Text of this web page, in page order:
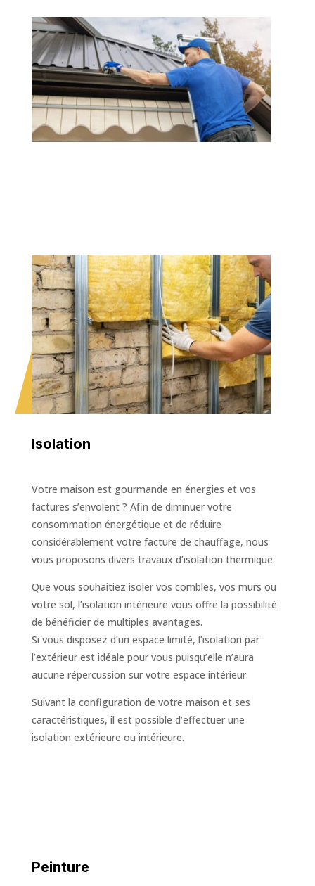
Isolation
Votre maison est gourmande en énergies et vos
factures s’envolent ? Afin de diminuer votre
consommation énergétique et de réduire
considérablement votre facture de chauffage, nous
vous proposons divers travaux d’isolation thermique.
Que vous souhaitiez isoler vos combles, vos murs ou
votre sol, l’isolation intérieure vous offre la possibilité
de bénéficier de multiples avantages.
Si vous disposez d’un espace limité, l’isolation par
l’extérieur est idéale pour vous puisqu’elle n’aura
aucune répercussion sur votre espace intérieur.
Suivant la configuration de votre maison et ses
caractéristiques, il est possible d’effectuer une
isolation extérieure ou intérieure.
Peinture